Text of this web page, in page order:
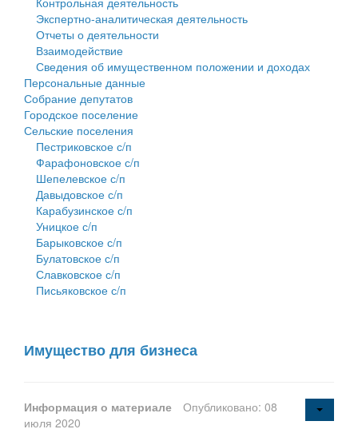
Сельские поселения
Экспертно-аналитическая деятельность
Отчеты о деятельности
Взаимодействие
Сведения об имущественном положении и доходах
Персональные данные
Собрание депутатов
Городское поселение
Сельские поселения
Пестриковское с/п
Фарафоновское с/п
Шепелевское с/п
Давыдовское с/п
Карабузинское с/п
Уницкое с/п
Барыковское с/п
Булатовское с/п
Славковское с/п
Письяковское с/п
Имущество для бизнеса
Информация о материале
Опубликовано: 08
июля 2020